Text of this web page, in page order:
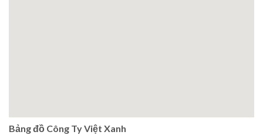
Bảng đồ Công Ty Việt Xanh